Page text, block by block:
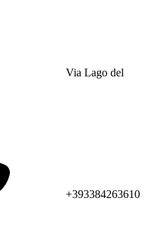
Via Lago del
+393384263610